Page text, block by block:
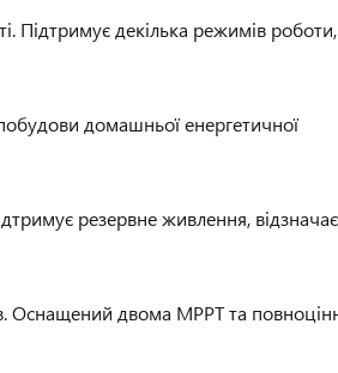
Підтримує декілька режимів роботи,
домашньої енергетичної
резервне живлення,
Оснащений двома MPPT та